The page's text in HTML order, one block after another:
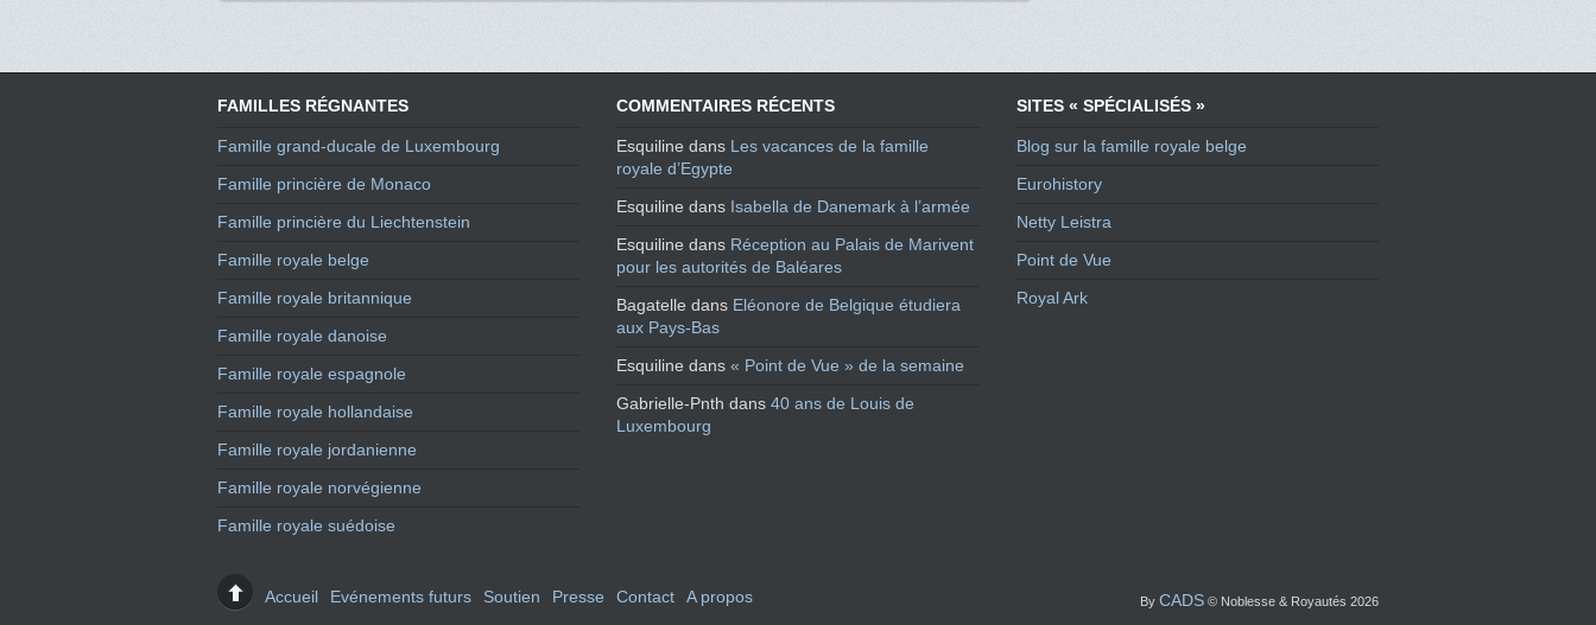
FAMILLES RÉGNANTES
Famille grand-ducale de Luxembourg
Famille princière de Monaco
Famille princière du Liechtenstein
Famille royale belge
Famille royale britannique
Famille royale danoise
Famille royale espagnole
Famille royale hollandaise
Famille royale jordanienne
Famille royale norvégienne
Famille royale suédoise
COMMENTAIRES RÉCENTS
Esquiline dans Les vacances de la famille
royale d’Egypte
Esquiline dans Isabella de Danemark à l’armée
Esquiline dans Réception au Palais de Marivent
pour les autorités de Baléares
Bagatelle dans Eléonore de Belgique étudiera
aux Pays-Bas
Esquiline dans« Point de Vue » de la semaine
Gabrielle-Pnth dans40 ans de Louis de
Luxembourg
SITES « SPÉCIALISÉS »
Blog sur la famille royale belge
Eurohistory
Netty Leistra
Point de Vue
Royal Ark
Accueil Evénements futurs Soutien Presse Contact A propos By CADS © Noblesse & Royautés 2026